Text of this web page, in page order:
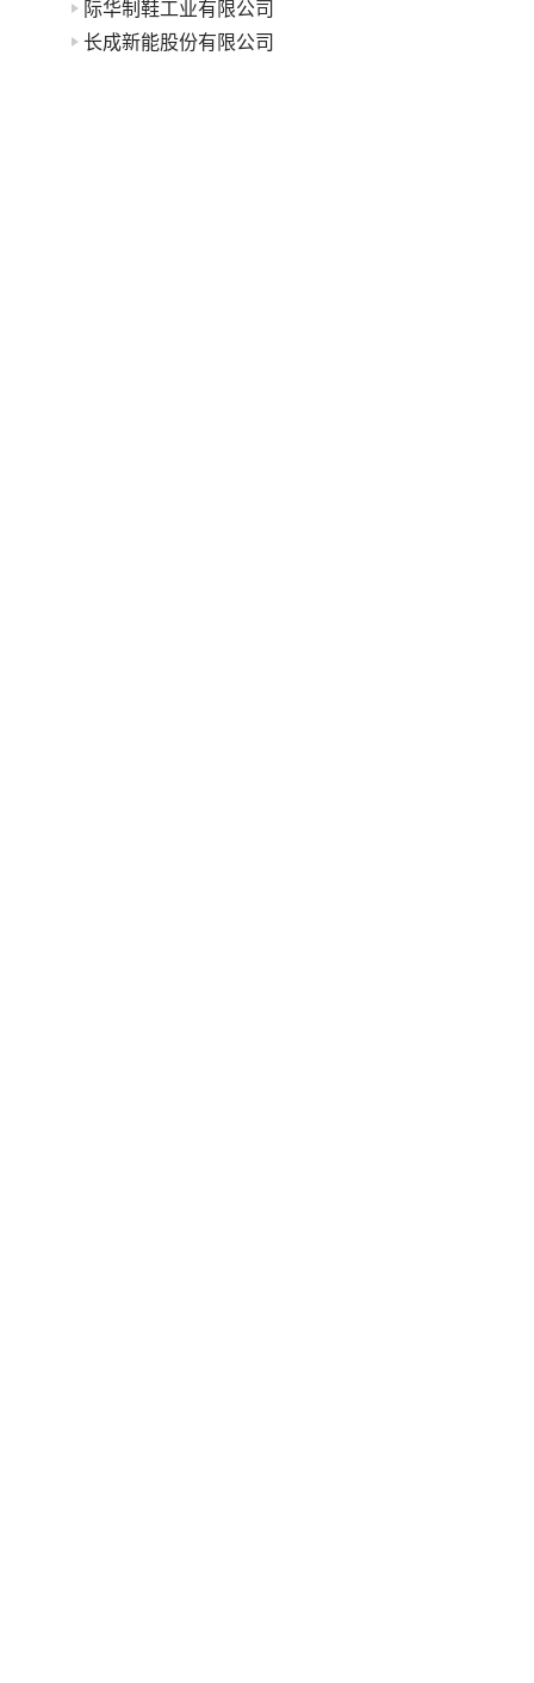
际华制鞋工业有限公司
长成新能股份有限公司